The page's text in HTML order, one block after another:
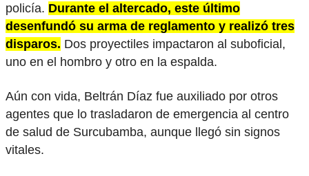
policía. Durante el altercado, este último
desenfundó su arma de reglamento y realizó tres
disparos. Dos proyectiles impactaron al suboficial,
uno en el hombro y otro en la espalda.
Aún con vida, Beltrán Díaz fue auxiliado por otros
agentes que lo trasladaron de emergencia al centro
de salud de Surcubamba, aunque llegó sin signos
vitales.